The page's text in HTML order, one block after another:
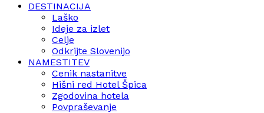
DESTINACIJA
Laško
Ideje za izlet
Celje
Odkrijte Slovenijo
NAMESTITEV
Cenik nastanitve
Hišni red Hotel Špica
Zgodovina hotela
Povpraševanje